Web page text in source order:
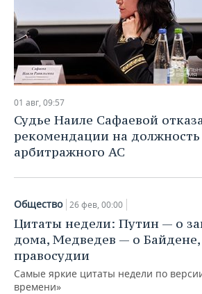
01 авг, 09:57
Судье Наиле Сафаевой
рекомендации на должность
арбитражного АС
Общество 26 фев, 00:00
Цитаты недели: Путин — о
дома, Медведев — о
правосудии
Самые яркие цитаты недели по
времени»